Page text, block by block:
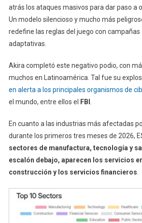
atrás los ataques masivos para dar paso a
Un modelo silencioso y mucho más
redefine las reglas del juego con campañas
adaptativas.
Akira completó este negativo podio, con
muchos en Latinoamérica. Tal fue su
en alerta a los principales organismos de
el mundo, entre ellos el
FBI
En cuanto a las industrias más afectadas
durante los primeros tres meses de 2026,
sectores de manufactura, tecnología y
escalón debajo, aparecen los servicios
construcción y los servicios financieros